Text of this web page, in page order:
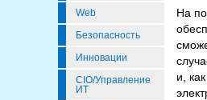
Web
Безопасность
Инновации
CIO/Управление
ИТ
На
и,